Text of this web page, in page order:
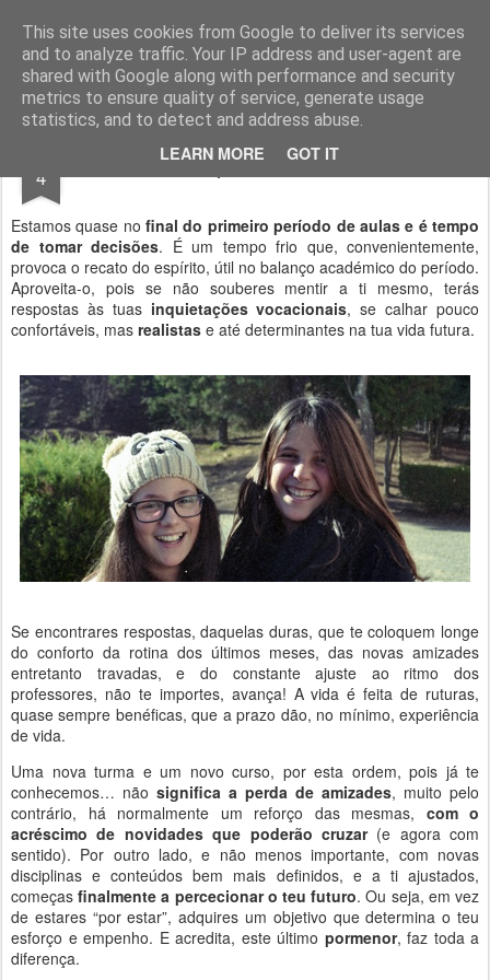
This site uses cookies from Google to deliver its services
and to analyze traffic. Your IP address and user-agent are
shared with Google along with performance and security
metrics to ensure quality of service, generate usage
statistics, and to detect and address abuse.
LEARN MORE GOT IT
Geopalavras
canal800 clique ZapCanal
4 Tempos de decisão.
Estamos quase nofinal do primeiro período de aulas e é tempo
de tomar decisões. É um tempo frio que, convenientemente,
provoca o recato do espírito, útil no balanço académico do período.
Aproveita-o, pois se não souberes mentir a ti mesmo, terás
respostas às tuas inquietações vocacionais, se calhar pouco
confortáveis, mas realistas e até determinantes na tua vida futura.
Se encontrares respostas, daquelas duras, que te coloquem longe
do conforto da rotina dos últimos meses, das novas amizades
entretanto travadas, e do constante ajuste ao ritmo dos
professores, não te importes, avança! A vida é feita de ruturas,
quase sempre benéficas, que a prazo dão, no mínimo, experiência
de vida.
Uma nova turma e um novo curso, por esta ordem, pois já te
conhecemos… não significa a perda de amizades, muito pelo
contrário, há normalmente um reforço das mesmas, com o
acréscimo de novidades que poderão cruzar(e agora com
sentido). Por outro lado, e não menos importante, com novas
disciplinas e conteúdos bem mais definidos, e a ti ajustados,
começasfinalmente a percecionar o teu futuro. Ou seja, em vez
de estares “por estar”, adquires um objetivo que determina o teu
esforço e empenho. E acredita, este último pormenor, faz toda a
diferença.